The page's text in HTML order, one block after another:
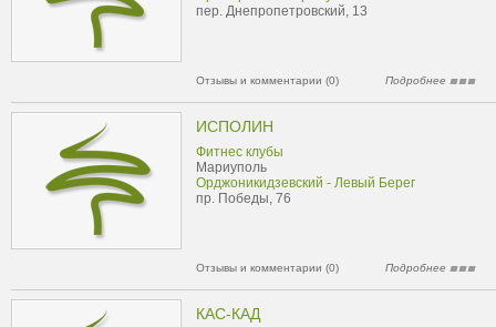
пер. Днепропетровский, 13
Отзывы и комментарии (0) Подробнее
ИСПОЛИН
Фитнес клубы
Мариуполь
Орджоникидзевский - Левый Берег
пр. Победы, 76
Отзывы и комментарии (0) Подробнее
КАС-КАД